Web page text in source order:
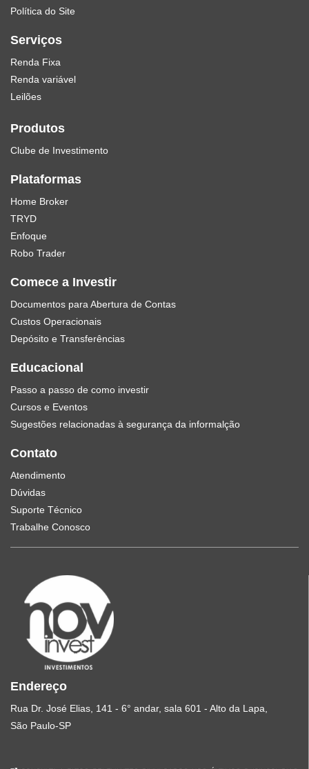
Política do Site
Serviços
Renda Fixa
Renda variável
Leilões
Produtos
Clube de Investimento
Plataformas
Home Broker
TRYD
Enfoque
Robo Trader
Comece a Investir
Documentos para Abertura de Contas
Custos Operacionais
Depósito e Transferências
Educacional
Passo a passo de como investir
Cursos e Eventos
Sugestões relacionadas à segurança da informalção
Contato
Atendimento
Dúvidas
Suporte Técnico
Trabalhe Conosco
Endereço
Rua Dr. José Elias, 141 - 6° andar, sala 601 - Alto da Lapa,
São Paulo-SP